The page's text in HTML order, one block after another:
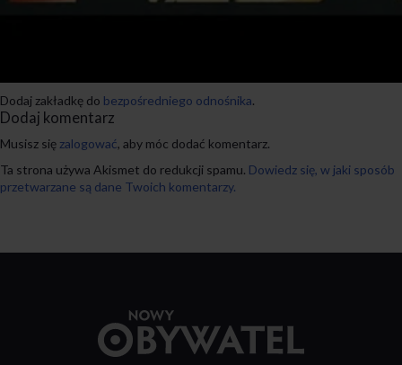
Dodaj zakładkę do bezpośredniego odnośnika.
Dodaj komentarz
Musisz się zalogować, aby móc dodać komentarz.
Ta strona używa Akismet do redukcji spamu. Dowiedz się, w jaki sposób
przetwarzane są dane Twoich komentarzy.
strony